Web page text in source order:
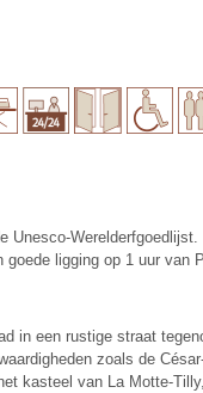
Unesco-
ligging op 1 uur
in een rustige straat
zoals de
kasteel van La Motte-